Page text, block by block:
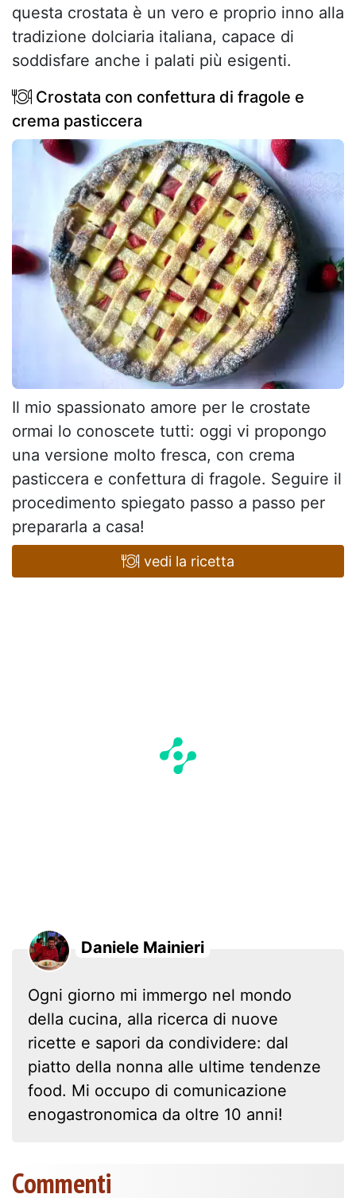
questa crostata è un vero e proprio inno alla
tradizione dolciaria italiana, capace di
soddisfare anche i palati più esigenti.
Crostata con confettura di fragole e
crema pasticcera
Il mio spassionato amore per le crostate
ormai lo conoscete tutti: oggi vi propongo
una versione molto fresca, con crema
pasticcera e confettura di fragole. Seguire il
procedimento spiegato passo a passo per
prepararla a casa!
vedi la ricetta
Daniele Mainieri
Ogni giorno mi immergo nel mondo
della cucina, alla ricerca di nuove
ricette e sapori da condividere: dal
piatto della nonna alle ultime tendenze
food. Mi occupo di comunicazione
enogastronomica da oltre 10 anni!
Commenti